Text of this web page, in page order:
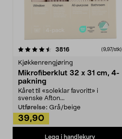
3816anmeldelser(9,97/stk)
Kjøkkenrengjøring
Mikrofiberklut 32 x 31 cm, 4-
pakning
Kåret til «soleklar favoritt» i
svenske Afton...
Utførelse: Grå/beige
39,90
Legg i handlekurv
4.5av 5 stjerner